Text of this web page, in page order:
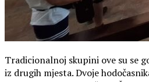
Tradicionalnoj skupini ove su se
iz drugih mjesta. Dvoje